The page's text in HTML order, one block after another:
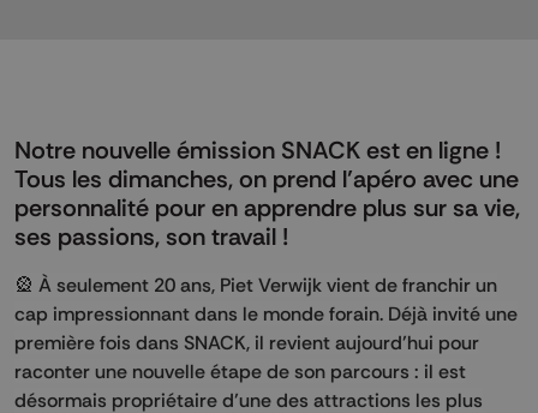
Notre nouvelle émission SNACK est en ligne !
Tous les dimanches, on prend l’apéro avec une
personnalité pour en apprendre plus sur sa vie,
ses passions, son travail !
🎡 À seulement 20 ans, Piet Verwijk vient de franchir un
cap impressionnant dans le monde forain. Déjà invité une
première fois dans SNACK, il revient aujourd’hui pour
raconter une nouvelle étape de son parcours : il est
désormais propriétaire d’une des attractions les plus